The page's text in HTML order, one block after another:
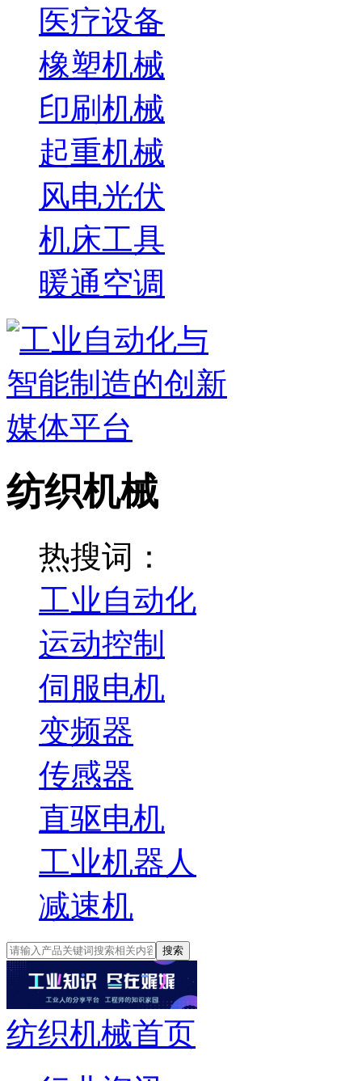
医疗设备
橡塑机械
印刷机械
起重机械
风电光伏
机床工具
暖通空调
纺织机械
热搜词：
工业自动化
运动控制
伺服电机
变频器
传感器
直驱电机
工业机器人
减速机
搜索
纺织机械首页